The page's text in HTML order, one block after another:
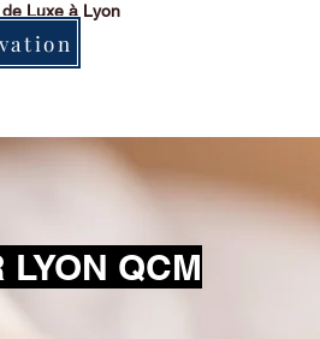
Luxe à Lyon
QCM